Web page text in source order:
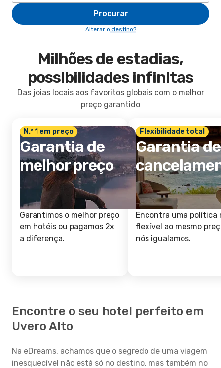
Procurar
Alterar o destino?
Milhões de estadias,
possibilidades infinitas
Das joias locais aos favoritos globais com o melhor
preço garantido
N.º 1 em preço
Garantia de
melhor preço
Garantimos o melhor preço
em hotéis ou pagamos 2x
a diferença.
Flexibilidade total
Garantia de
Encontra uma política
flexível ao mesmo
nós igualamos.
Encontre o seu hotel perfeito em
Uvero Alto
Na eDreams, achamos que o segredo de uma viagem
inesquecível não está só no destino, mas também no